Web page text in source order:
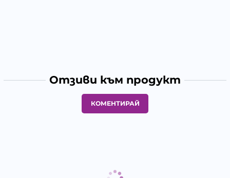
Отзиви към продукт
КОМЕНТИРАЙ